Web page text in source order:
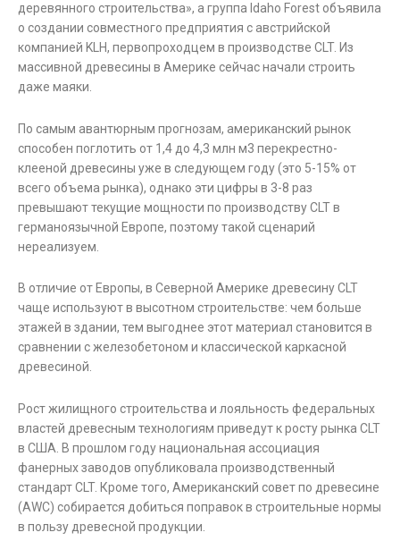
деревянного строительства», а группа Idaho Forest объявила
о создании совместного предприятия с австрийской
компанией KLH, первопроходцем в производстве CLT. Из
массивной древесины в Америке сейчас начали строить
даже маяки.
По самым авантюрным прогнозам, американский рынок
способен поглотить от 1,4 до 4,3 млн м3 перекрестно-
клееной древесины уже в следующем году (это 5-15% от
всего объема рынка), однако эти цифры в 3-8 раз
превышают текущие мощности по производству CLT в
германоязычной Европе, поэтому такой сценарий
нереализуем.
В отличие от Европы, в Северной Америке древесину CLT
чаще используют в высотном строительстве: чем больше
этажей в здании, тем выгоднее этот материал становится в
сравнении с железобетоном и классической каркасной
древесиной.
Рост жилищного строительства и лояльность федеральных
властей древесным технологиям приведут к росту рынка CLT
в США. В прошлом году национальная ассоциация
фанерных заводов опубликовала производственный
стандарт CLT. Кроме того, Американский совет по древесине
(AWC) собирается добиться поправок в строительные нормы
в пользу древесной продукции.